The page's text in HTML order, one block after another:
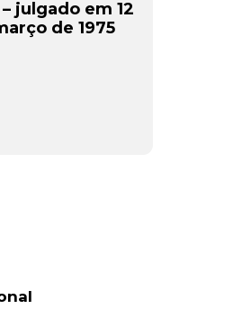
– julgado em 12
de 1975